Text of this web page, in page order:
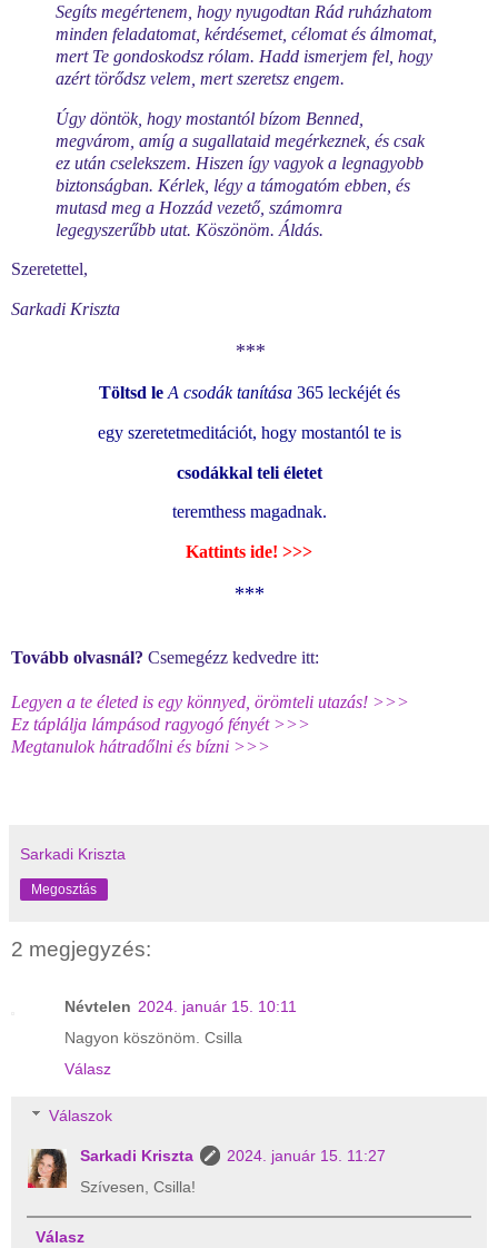
Segíts megértenem, hogy nyugodtan Rád ruházhatom
minden feladatomat, kérdésemet, célomat és álmomat,
mert Te gondoskodsz rólam. Hadd ismerjem fel, hogy
azért törődsz velem, mert szeretsz engem.
Úgy döntök, hogy mostantól bízom Benned,
megvárom, amíg a sugallataid megérkeznek, és csak
ez után cselekszem. Hiszen így vagyok a legnagyobb
biztonságban. Kérlek, légy a támogatóm ebben, és
mutasd meg a Hozzád vezető, számomra
legegyszerűbb utat. Köszönöm. Áldás.
Szeretettel,
Sarkadi Kriszta
***
Töltsd le A csodák tanítása365 leckéjét és
egy szeretetmeditációt, hogy mostantól te is
csodákkal teli életet
teremthess magadnak.
Kattints ide! >>>
***
Tovább olvasnál? Csemegézz kedvedre itt:
Legyen a te életed is egy könnyed, örömteli utazás! >>>
Ez táplálja lámpásod ragyogó fényét >>>
Megtanulok hátradőlni és bízni >>>
Sarkadi Kriszta
Megosztás
2 megjegyzés:
Névtelen 2024. január 15. 10:11
Nagyon köszönöm. Csilla
Válasz
Válaszok
Sarkadi Kriszta
2024. január 15. 11:27
Szívesen, Csilla!
Válasz